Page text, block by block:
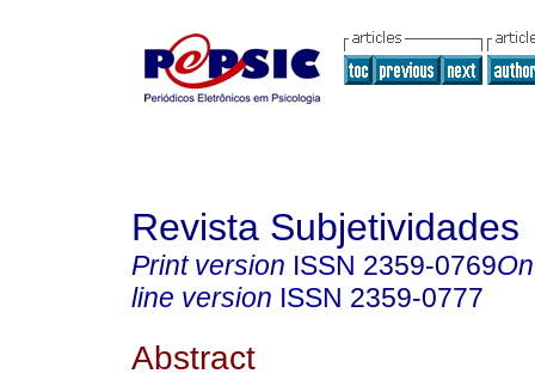
Revista Subjetividades
Print version ISSN 2359-0769
line version ISSN 2359-0777
Abstract